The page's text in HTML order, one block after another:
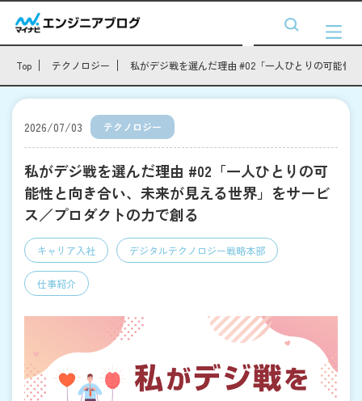
Top テクノロジー 私がデジ戦を選んだ理由 #02「一人ひとりの可能性
2026/07/03 テクノロジー
私がデジ戦を選んだ理由 #02「一人ひとりの可
能性と向き合い、未来が見える世界」をサービ
ス／プロダクトの力で創る
キャリア入社 デジタルテクノロジー戦略本部
仕事紹介